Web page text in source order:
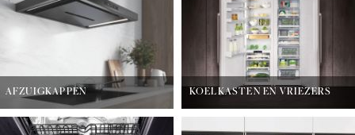
AFZUIGKAPPEN KOELKASTEN EN VRIEZERS